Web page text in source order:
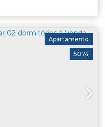
5074
Apartamento